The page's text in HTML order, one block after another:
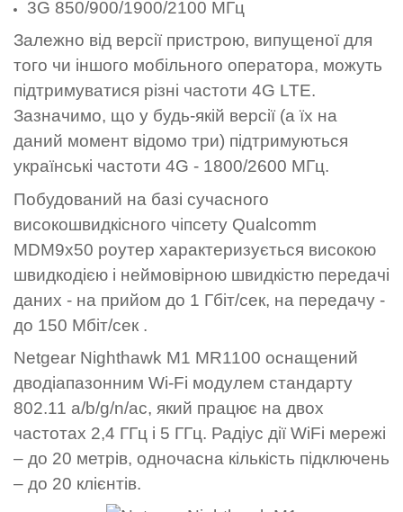
3G 850/900/1900/2100 МГц
Залежно від версії пристрою, випущеної для
того чи іншого мобільного оператора, можуть
підтримуватися різні частоти 4G LTE.
Зазначимо, що у будь-якій версії (а їх на
даний момент відомо три) підтримуються
українські частоти 4G - 1800/2600 МГц.
Побудований на базі сучасного
високошвидкісного чіпсету Qualcomm
MDM9x50 роутер характеризується високою
швидкодією і неймовірною швидкістю передачі
даних - на прийом до 1 Гбіт/сек, на передачу -
до 150 Мбіт/сек .
Netgear Nighthawk M1 MR1100 оснащений
дводіапазонним Wi-Fi модулем стандарту
802.11 а/b/g/n/ac, який працює на двох
частотах 2,4 ГГц і 5 ГГц. Радіус дії WiFi мережі
– до 20 метрів, одночасна кількість підключень
– до 20 клієнтів.